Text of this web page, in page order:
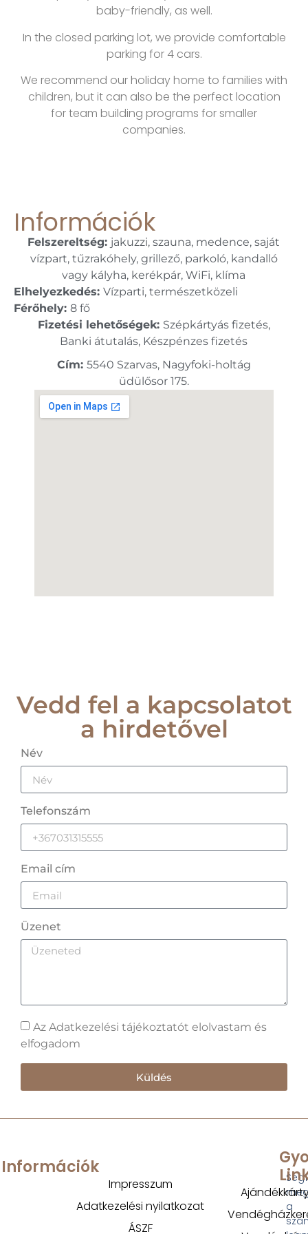
baby-friendly, as well.
In the closed parking lot, we provide comfortable
parking for 4 cars.
We recommend our holiday home to families with
children, but it can also be the perfect location
for team building programs for smaller
companies.
Információk
Felszereltség: jakuzzi, szauna, medence, saját
vízpart, tűzrakóhely, grillező, parkoló, kandalló
vagy kályha, kerékpár, WiFi, klíma
Elhelyezkedés: Vízparti, természetközeli
Férőhely: 8 fő
Fizetési lehetőségek: Szépkártyás fizetés,
Banki átutalás, Készpénzes fizetés
Cím: 5540 Szarvas, Nagyfoki-holtág
üdülősor 175.
Vedd fel a kapcsolatot
a hirdetővel
Név
Telefonszám
Email cím
Üzenet
Az Adatkezelési tájékoztatót elolvastam és
elfogadom
Küldés
a
Információk
Impresszum
Adatkezelési nyilatkozat
ÁSZF